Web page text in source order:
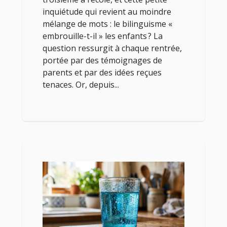
inquiétude qui revient au moindre
mélange de mots : le bilinguisme «
embrouille-t-il » les enfants ? La
question ressurgit à chaque rentrée,
portée par des témoignages de
parents et par des idées reçues
tenaces. Or, depuis...